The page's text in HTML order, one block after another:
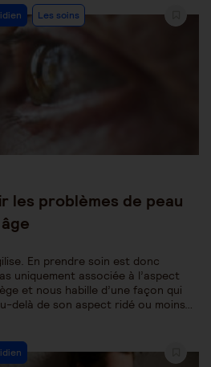
Les soins
les problèmes de peau
En prendre soin est donc
uniquement associée à l’aspect
et nous habille d’une façon qui
delà de son aspect ridé ou moins…